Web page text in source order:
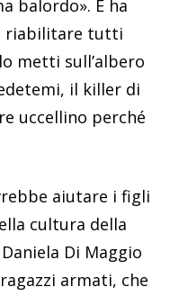
balordo». E ha
riabilitare tutti
metti sull’albero
il killer di
uccellino perché
aiutare i figli
cultura della
Di Maggio
armati, che